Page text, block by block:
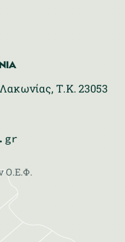
Ο.Ε.Φ.
Τ.Κ. 23053